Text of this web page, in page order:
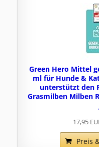
Green Hero Mittel
ml für Hunde &
unterstützt den
Grasmilben Milben
17,95
Preis